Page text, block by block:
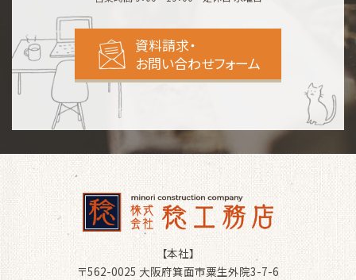
資料請求・
お問い合わせフォーム
【本社】
〒562-0025 大阪府箕面市粟生外院3-7-6